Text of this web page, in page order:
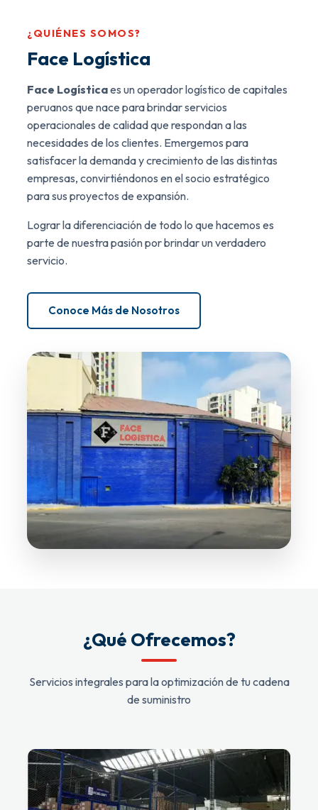
¿QUIÉNES SOMOS?
Face Logística
Face Logísticaes un operador logístico de capitales
peruanos que nace para brindar servicios
operacionales de calidad que respondan a las
necesidades de los clientes. Emergemos para
satisfacer la demanda y crecimiento de las distintas
empresas, convirtiéndonos en el socio estratégico
para sus proyectos de expansión.
Lograr la diferenciación de todo lo que hacemos es
parte de nuestra pasión por brindar un verdadero
servicio.
Conoce Más de Nosotros
¿Qué Ofrecemos?
Servicios integrales para la optimización de tu cadena
de suministro